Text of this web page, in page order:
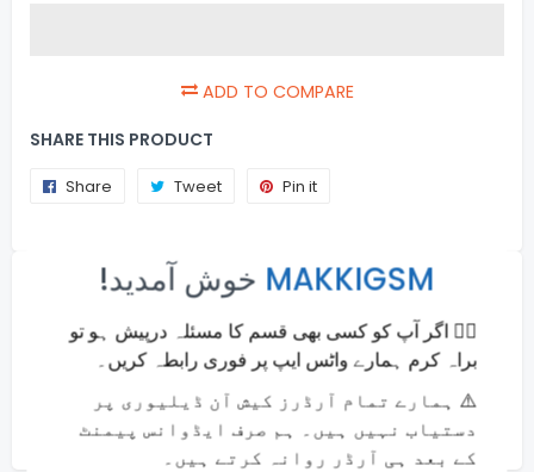
ADD TO COMPARE
SHARE THIS PRODUCT
Share
Share
Facebook
Tweet
Tweet Pin it
Usefull Info
Online Payments
Money back guarantee
Fast and Secure Shipping
!خوش آمدید MAKKIGSM
🙋‍♂️ اگر آپ کو کسی بھی قسم کا مسئلہ درپیش ہو تو
براہ کرم ہمارے واٹس ایپ پر فوری رابطہ کریں۔
⚠️ ہمارے تمام آرڈرز کیش آن ڈیلیوری پر
دستیاب نہیں ہیں۔ ہم صرف ایڈوانس پیمنٹ
کے بعد ہی آرڈر روانہ کرتے ہیں۔